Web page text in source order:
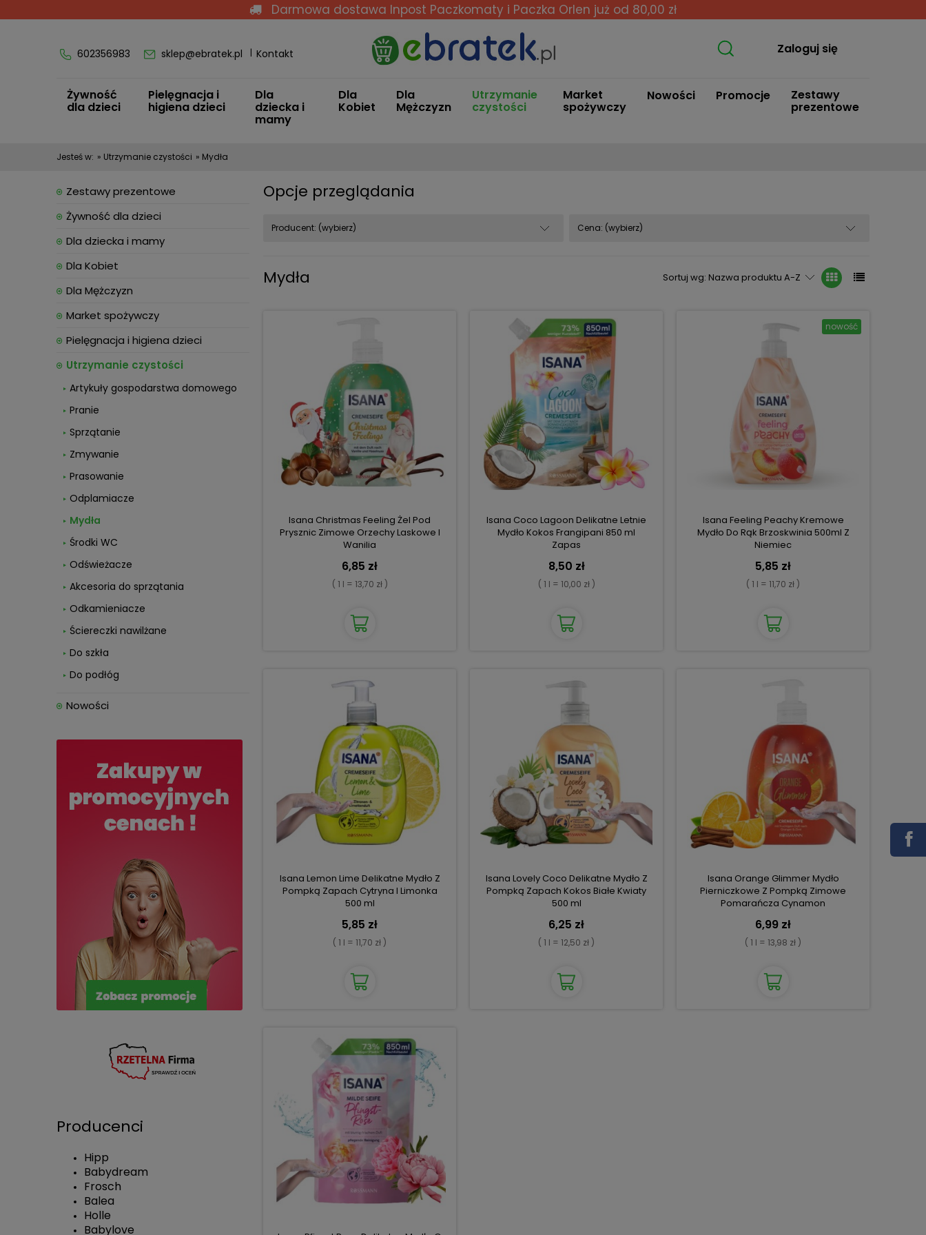
Darmowa dostawa Inpost Paczkomaty i Paczka Orlen już od 80,00 zł
602356983 sklep@ebratek.pl Kontakt Zaloguj się
Żywność
dla dzieci
Pielęgnacja i
higiena dzieci
Dla
dziecka i
mamy
Dla
Kobiet
Dla
Mężczyzn
Utrzymanie
czystości
Market
spożywczy
Nowości Promocje Zestawy
prezentowe
Jesteś w: » Utrzymanie czystości » Mydła
Zestawy prezentowe
Żywność dla dzieci
Dla dziecka i mamy
Dla Kobiet
Dla Mężczyzn
Market spożywczy
Pielęgnacja i higiena dzieci
Utrzymanie czystości
Artykuły gospodarstwa domowego
Pranie
Sprzątanie
Zmywanie
Prasowanie
Odplamiacze
Mydła
Środki WC
Odświeżacze
Akcesoria do sprzątania
Odkamieniacze
Ściereczki nawilżane
Do szkła
Do podłóg
Nowości
Producenci
Hipp
Babydream
Frosch
Balea
Holle
Babylove
Opcje przeglądania
Producent: (wybierz) Cena: (wybierz)
Mydła Sortuj wg: Nazwa produktu A-Z
Isana Christmas Feeling Żel Pod
Prysznic Zimowe Orzechy Laskowe I
Wanilia
6,85 zł
( 1 l = 13,70 zł )
Isana Coco Lagoon Delikatne Letnie
Mydło Kokos Frangipani 850 ml
Zapas
8,50 zł
( 1 l = 10,00 zł )
Isana Feeling Peachy Kremowe
Mydło Do Rąk Brzoskwinia 500ml Z
Niemiec
5,85 zł
( 1 l = 11,70 zł )
nowość
Isana Lemon Lime Delikatne Mydło Z
Pompką Zapach Cytryna I Limonka
500 ml
5,85 zł
( 1 l = 11,70 zł )
Isana Lovely Coco Delikatne Mydło Z
Pompką Zapach Kokos Białe Kwiaty
500 ml
6,25 zł
( 1 l = 12,50 zł )
Isana Orange Glimmer Mydło
Pierniczkowe Z Pompką Zimowe
Pomarańcza Cynamon
6,99 zł
( 1 l = 13,98 zł )